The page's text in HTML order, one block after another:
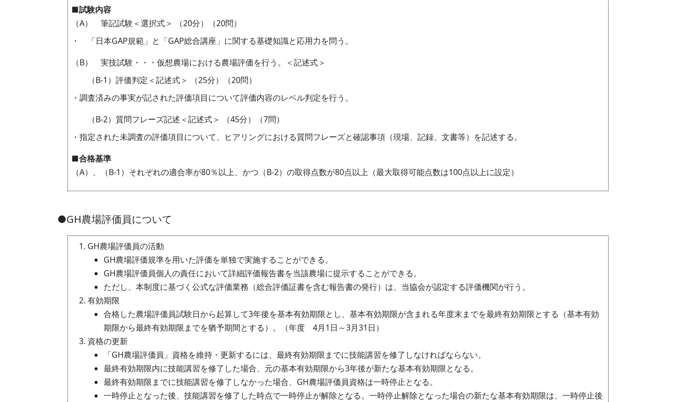
■試験内容
（A） 筆記試験＜選択式＞ （20分）（20問）
・ 「日本GAP規範」と「GAP総合講座」に関する基礎知識と応用力を問う。
（B） 実技試験・・・仮想農場における農場評価を行う。＜記述式＞
（B-1）評価判定＜記述式＞ （25分）（20問）
・調査済みの事実が記された評価項目について評価内容のレベル判定を行う。
（B-2）質問フレーズ記述＜記述式＞ （45分）（7問）
・指定された未調査の評価項目について、ヒアリングにおける質問フレーズと確認事項（現場、記録、文書等）を記述する。
■合格基準
（A）、（B-1）それぞれの適合率が80％以上、かつ（B-2）の取得点数が80点以上（最大取得可能点数は100点以上に設定）
●GH農場評価員について
GH農場評価員の活動
GH農場評価規準を用いた評価を単独で実施することができる。
GH農場評価員個人の責任において詳細評価報告書を当該農場に提示することができる。
ただし、本制度に基づく公式な評価業務（総合評価証書を含む報告書の発行）は、当協会が認定する評価機関が行う。
有効期限
合格した農場評価員試験日から起算して3年後を基本有効期限とし、基本有効期限が含まれる年度末までを最終有効期限とする（基本有効
期限から最終有効期限までを猶予期間とする）。（年度 4月1日～3月31日）
資格の更新
「GH農場評価員」資格を維持・更新するには、最終有効期限までに技能講習を修了しなければならない。
最終有効期限内に技能講習を修了した場合、元の基本有効期限から3年後が新たな基本有効期限となる。
最終有効期限までに技能講習を修了しなかった場合、GH農場評価員資格は一時停止となる。
一時停止となった後、技能講習を修了した時点で一時停止が解除となる。一時停止解除となった場合の新たな基本有効期限は、一時停止後